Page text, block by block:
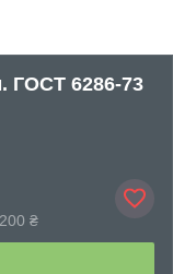
ГОСТ 6286-73
₴